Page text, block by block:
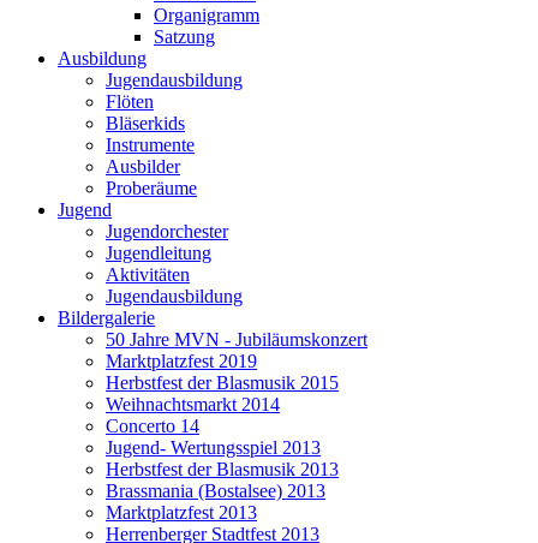
Organigramm
Satzung
Ausbildung
Jugendausbildung
Flöten
Bläserkids
Instrumente
Ausbilder
Proberäume
Jugend
Jugendorchester
Jugendleitung
Aktivitäten
Jugendausbildung
Bildergalerie
50 Jahre MVN - Jubiläumskonzert
Marktplatzfest 2019
Herbstfest der Blasmusik 2015
Weihnachtsmarkt 2014
Concerto 14
Jugend- Wertungsspiel 2013
Herbstfest der Blasmusik 2013
Brassmania (Bostalsee) 2013
Marktplatzfest 2013
Herrenberger Stadtfest 2013